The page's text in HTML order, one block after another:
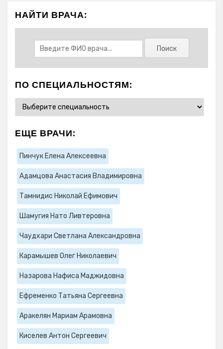
НАЙТИ ВРАЧА:
ПО СПЕЦИАЛЬНОСТЯМ:
ЕЩЕ ВРАЧИ:
Пинчук Елена Алексеевна
Адамцова Анастасия Владимировна
Тамнидис Николай Ефимович
Шамугия Нато Ливтеровна
Чаудхари Светлана Александровна
Карамышев Олег Николаевич
Назарова Нафиса Маджидовна
Ефременко Татьяна Сергеевна
Аракелян Мариам Арамовна
Киселев Антон Сергеевич